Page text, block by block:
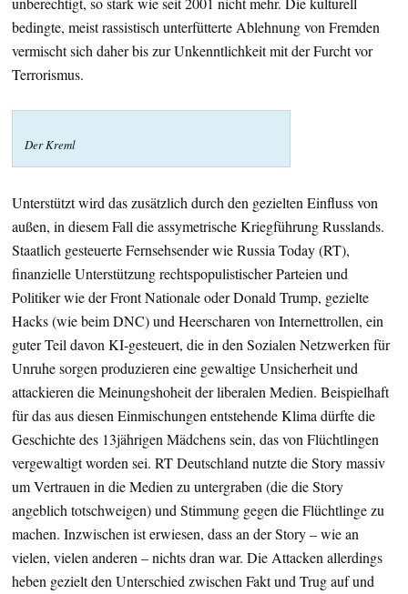
bedingte, meist rassistisch unterfütterte Ablehnung von Fremden
vermischt sich daher bis zur Unkenntlichkeit mit der Furcht vor
Terrorismus.
Der Kreml
Unterstützt wird das zusätzlich durch den gezielten Einfluss von
außen, in diesem Fall die assymetrische Kriegführung Russlands.
Staatlich gesteuerte Fernsehsender wie Russia Today (RT),
finanzielle Unterstützung rechtspopulistischer Parteien und
Politiker wie der Front Nationale oder Donald Trump, gezielte
Hacks (wie beim DNC) und Heerscharen von Internettrollen, ein
guter Teil davon KI-gesteuert, die in den Sozialen Netzwerken für
Unruhe sorgen produzieren eine gewaltige Unsicherheit und
attackieren die Meinungshoheit der liberalen Medien. Beispielhaft
für das aus diesen Einmischungen entstehende Klima dürfte die
Geschichte des 13jährigen Mädchens sein, das von Flüchtlingen
vergewaltigt worden sei. RT Deutschland nutzte die Story massiv
um Vertrauen in die Medien zu untergraben (die die Story
angeblich totschweigen) und Stimmung gegen die Flüchtlinge zu
machen. Inzwischen ist erwiesen, dass an der Story – wie an
vielen, vielen anderen – nichts dran war. Die Attacken allerdings
heben gezielt den Unterschied zwischen Fakt und Trug auf und